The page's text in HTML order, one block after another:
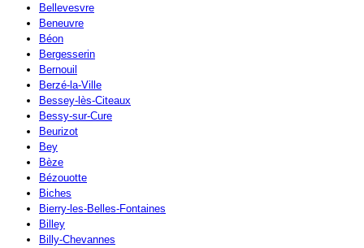
Bellevesvre
Beneuvre
Béon
Bergesserin
Bernouil
Berzé-la-Ville
Bessey-lès-Citeaux
Bessy-sur-Cure
Beurizot
Bey
Bèze
Bézouotte
Biches
Bierry-les-Belles-Fontaines
Billey
Billy-Chevannes